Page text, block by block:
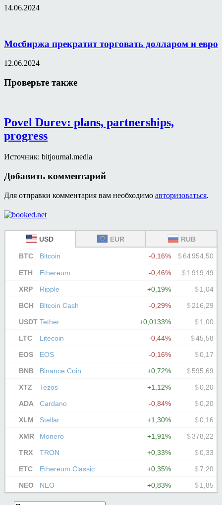
14.06.2024
Мосбиржа прекратит торговать долларом и евро
12.06.2024
Проверьте также
Povel Durev: plans, partnerships,
progress
Источник: bitjournal.media
Добавить комментарий
Для отправки комментария вам необходимо авторизоваться.